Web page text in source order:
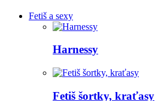
Fetiš a sexy
Harnessy
Fetiš šortky, kraťasy